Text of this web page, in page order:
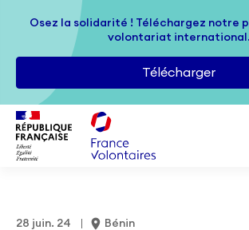
Passer au contenu principal
Osez la solidarité ! Téléchargez notre
volontariat international.
Télécharger
Osez la solidarité ! Téléchargez notre
volontariat international.
Télécharger
28 juin. 24 Bénin